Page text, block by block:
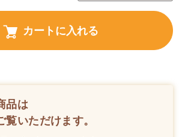
カートに入れる
品は
覧いただけます。